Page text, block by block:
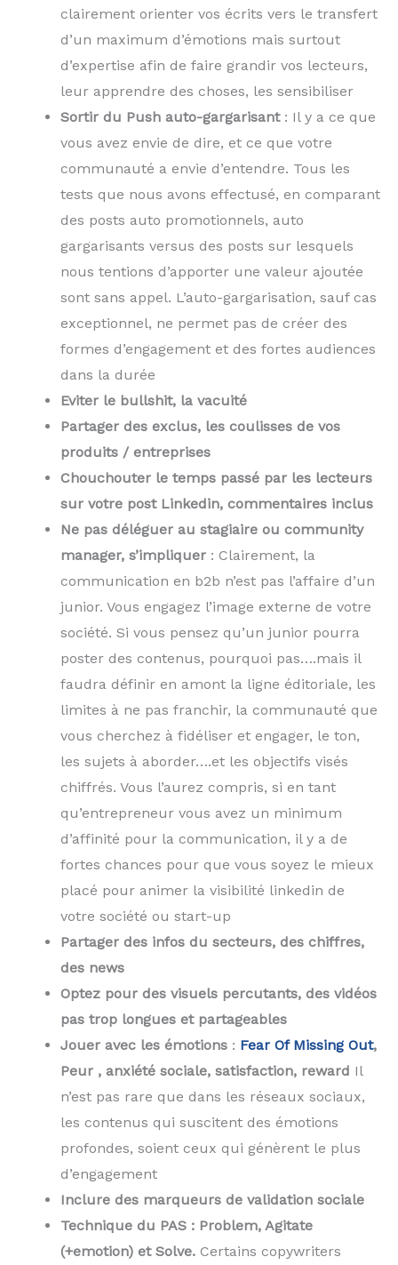
clairement orienter vos écrits vers le transfert
d’un maximum d’émotions mais surtout
d’expertise afin de faire grandir vos lecteurs,
leur apprendre des choses, les sensibiliser
Sortir du Push auto-gargarisant: Il y a ce que
vous avez envie de dire, et ce que votre
communauté a envie d’entendre. Tous les
tests que nous avons effectusé, en comparant
des posts auto promotionnels, auto
gargarisants versus des posts sur lesquels
nous tentions d’apporter une valeur ajoutée
sont sans appel. L’auto-gargarisation, sauf cas
exceptionnel, ne permet pas de créer des
formes d’engagement et des fortes audiences
dans la durée
Eviter le bullshit, la vacuité
Partager des exclus, les coulisses de vos
produits / entreprises
Chouchouter le temps passé par les lecteurs
sur votre post Linkedin, commentaires inclus
Ne pas déléguer au stagiaire ou community
manager, s’impliquer : Clairement, la
communication en b2b n’est pas l’affaire d’un
junior. Vous engagez l’image externe de votre
société. Si vous pensez qu’un junior pourra
poster des contenus, pourquoi pas….mais il
faudra définir en amont la ligne éditoriale, les
limites à ne pas franchir, la communauté que
vous cherchez à fidéliser et engager, le ton,
les sujets à aborder….et les objectifs visés
chiffrés. Vous l’aurez compris, si en tant
qu’entrepreneur vous avez un minimum
d’affinité pour la communication, il y a de
fortes chances pour que vous soyez le mieux
placé pour animer la visibilité linkedin de
votre société ou start-up
Partager des infos du secteurs, des chiffres,
des news
Optez pour des visuels percutants, des vidéos
pas trop longues et partageables
Jouer avec les émotions : Fear Of Missing Out,
Peur , anxiété sociale, satisfaction, reward Il
n’est pas rare que dans les réseaux sociaux,
les contenus qui suscitent des émotions
profondes, soient ceux qui génèrent le plus
d’engagement
Inclure des marqueurs de validation sociale
Technique du PAS : Problem, Agitate
(+emotion) et Solve. Certains copywriters